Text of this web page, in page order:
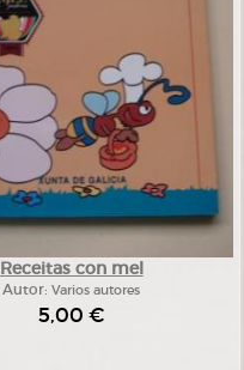
Receitas con mel
Autor:Varios autores
5,00 €